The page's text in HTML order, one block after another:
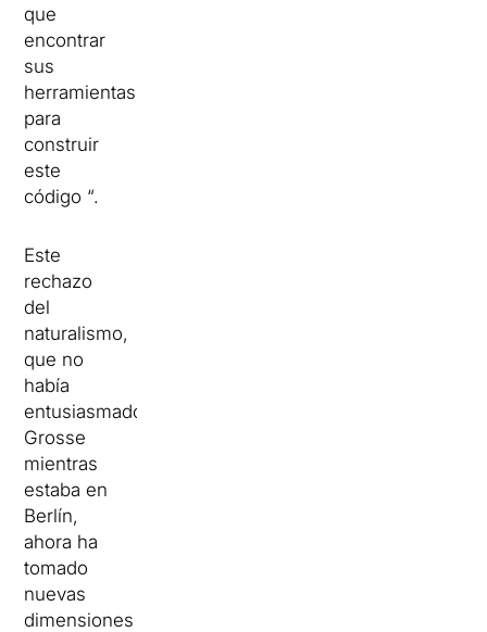
que
encontrar
sus
herramientas
para
construir
este
código “.
Este
rechazo
del
naturalismo,
que no
había
entusiasmado
Grosse
mientras
estaba en
Berlín,
ahora ha
tomado
nuevas
dimensiones